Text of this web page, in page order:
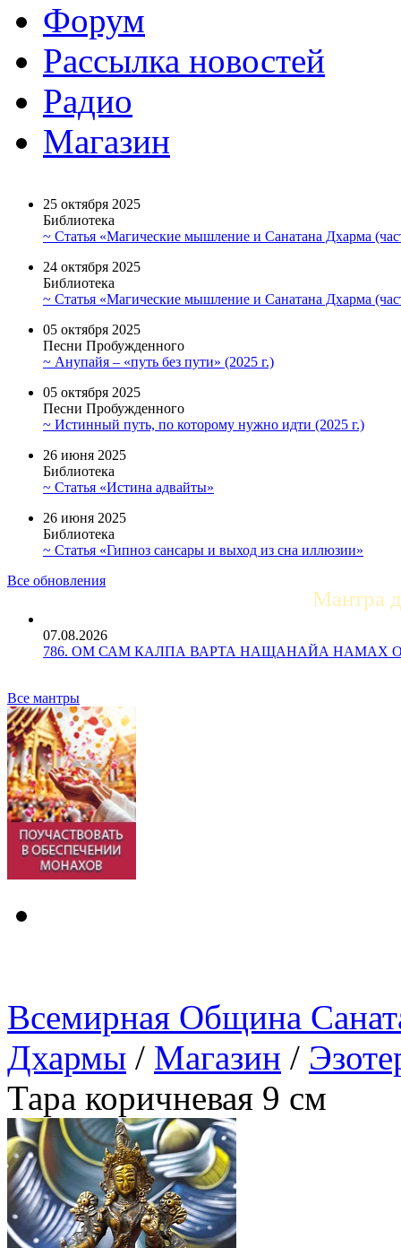
Форум
Рассылка новостей
Радио
Магазин
25 октября 2025
Библиотека
~ Статья «Магические мышление и Санатана Дхарма
24 октября 2025
Библиотека
~ Статья «Магические мышление и Санатана Дхарма
05 октября 2025
Песни Пробужденного
~ Анупайя – «путь без пути» (2025 г.)
05 октября 2025
Песни Пробужденного
~ Истинный путь, по которому нужно идти (2025 г.)
26 июня 2025
Библиотека
~ Статья «Истина адвайты»
26 июня 2025
Библиотека
~ Статья «Гипноз сансары и выход из сна иллюзии»
Все обновления
Мантра
07.08.2026
786. ОМ САМ КАЛПА ВАРТА НАЩАНАЙА НАМАХ ОМ
Все мантры
Всемирная Община
Дхармы / Магазин /
Тара коричневая 9 см